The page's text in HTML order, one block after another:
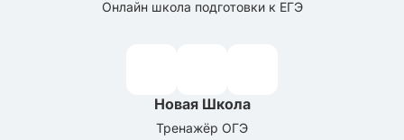
Онлайн школа подготовки к ЕГЭ
Новая Школа
Тренажёр ОГЭ